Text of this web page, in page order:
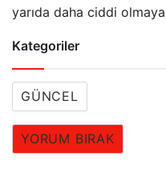
yarıda daha ciddi
Kategoriler
GÜNCEL
YORUM BIRAK